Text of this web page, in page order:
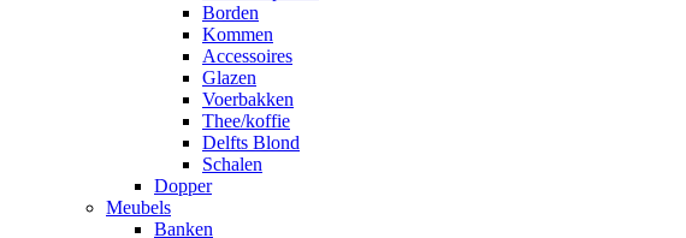
Borden
Kommen
Accessoires
Glazen
Voerbakken
Thee/koffie
Delfts Blond
Schalen
Dopper
Meubels
Banken